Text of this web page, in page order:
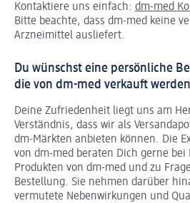
Kontaktiere uns einfach: dm-med
Bitte beachte, dass dm-med keine
Arzneimittel ausliefert.
Du wünschst eine persönliche
die von dm-med verkauft
Deine Zufriedenheit liegt uns am
Verständnis, dass wir als
dm-Märkten anbieten können. Die
von dm-med beraten Dich gerne bei
Produkten von dm-med und zu
Bestellung. Sie nehmen darüber
vermutete Nebenwirkungen und